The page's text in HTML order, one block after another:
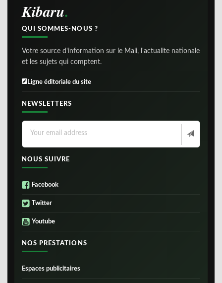
Kibaru
QUI SOMMES-NOUS ?
Votre source d'information sur le Mali, l'actualite nationale
et les sujets qui comptent.
Ligne éditoriale du site
NEWSLETTERS
NOUS SUIVRE
Facebook
Twitter
Youtube
NOS PRESTATIONS
Espaces publicitaires